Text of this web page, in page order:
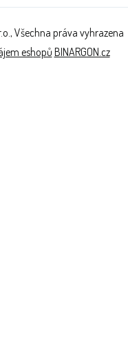
Všechna práva vyhrazena
eshopů BINARGON.cz